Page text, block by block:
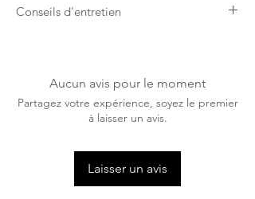
Conseils d'entretien
30°C. Pas de sèche-linge.
Aucun avis pour le moment
Partagez votre expérience, soyez le premier
à laisser un avis.
Laisser un avis